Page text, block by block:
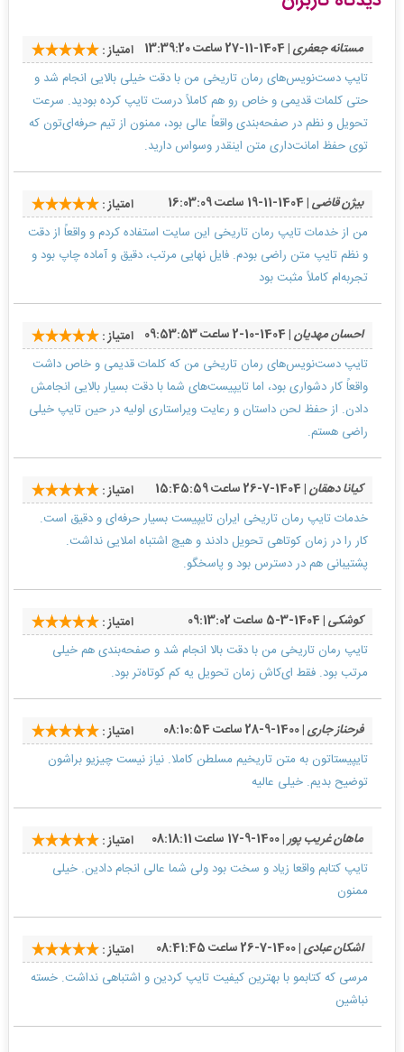
مستانه جعفری| 1404-11-27 ساعت 13:39:20
امتیاز :
تایپ دست‌نویس‌های رمان تاریخی من با دقت خیلی بالایی انجام شد و
حتی کلمات قدیمی و خاص رو هم کاملاً درست تایپ کرده بودید. سرعت
تحویل و نظم در صفحه‌بندی واقعاً عالی بود، ممنون از تیم حرفه‌ای‌تون که
توی حفظ امانت‌داری متن اینقدر وسواس دارید.
بیژن قاضی| 1404-11-19 ساعت 16:03:09
امتیاز :
من از خدمات تایپ رمان تاریخی این سایت استفاده کردم و واقعاً از دقت
و نظم تایپ متن راضی بودم. فایل نهایی مرتب، دقیق و آماده چاپ بود و
تجربه‌ام کاملاً مثبت بود
احسان مهدیان| 1404-10-2 ساعت 09:53:53
امتیاز :
تایپ دست‌نویس‌های رمان تاریخی من که کلمات قدیمی و خاص داشت
واقعاً کار دشواری بود، اما تایپیست‌های شما با دقت بسیار بالایی انجامش
دادن. از حفظ لحن داستان و رعایت ویراستاری اولیه در حین تایپ خیلی
راضی هستم.
کیانا دهقان| 1404-7-26 ساعت 15:45:59
امتیاز :
خدمات تایپ رمان تاریخی ایران تایپیست بسیار حرفه‌ای و دقیق است.
کار را در زمان کوتاهی تحویل دادند و هیچ اشتباه املایی نداشت.
پشتیبانی هم در دسترس بود و پاسخگو.
کوشکی| 1404-3-5 ساعت 09:13:02
امتیاز :
تایپ رمان تاریخی من با دقت بالا انجام شد و صفحه‌بندی هم خیلی
مرتب بود. فقط ای‌کاش زمان تحویل یه کم کوتاه‌تر بود.
فرحناز جاری| 1400-9-28 ساعت 08:10:54
امتیاز :
تایپیستاتون به متن تاریخیم مسلطن کاملا. نیاز نیست چیزیو براشون
توضیح بدیم. خیلی عالیه
ماهان غریب پور| 1400-9-17 ساعت 08:18:11
امتیاز :
تایپ کتابم واقعا زیاد و سخت بود ولی شما عالی انجام دادین. خیلی
ممنون
اشکان عبادی| 1400-7-26 ساعت 08:41:45
امتیاز :
مرسی که کتابمو با بهترین کیفیت تایپ کردین و اشتباهی نداشت. خسته
نباشین